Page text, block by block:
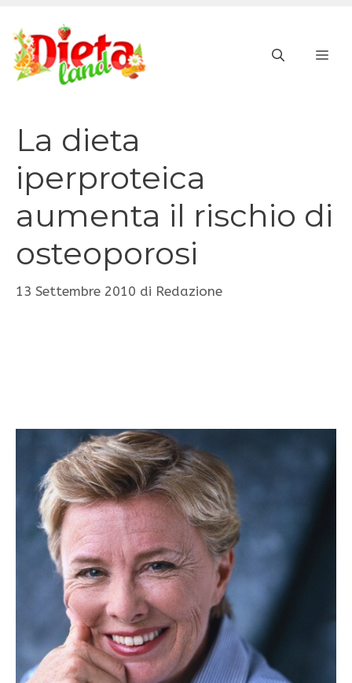
contenuto
La dieta
iperproteica
aumenta il rischio di
osteoporosi
13 Settembre 2010 di Redazione